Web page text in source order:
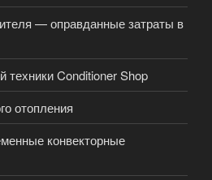
— оправданные затраты в
техники Conditioner Shop
отопления
конвекторные